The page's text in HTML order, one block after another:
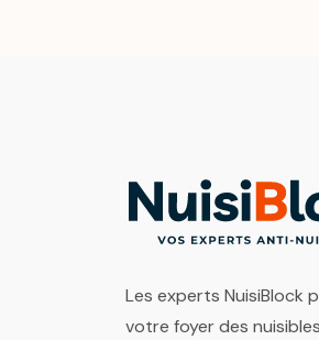
Les experts NuisiBlock
votre foyer des